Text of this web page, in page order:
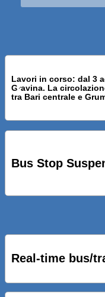
Lavori in corso: dal 3
Gravina. La
tra Bari centrale e
PRESENTATI A BARI
IL TUO BUS ED IL TUO
CICLOPEDONALE FAL
OPERE DEL
Previous news
Bus Stop
Real-time bus/